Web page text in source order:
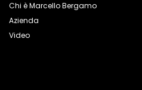
Chi è Marcello Bergamo
Azienda
Video